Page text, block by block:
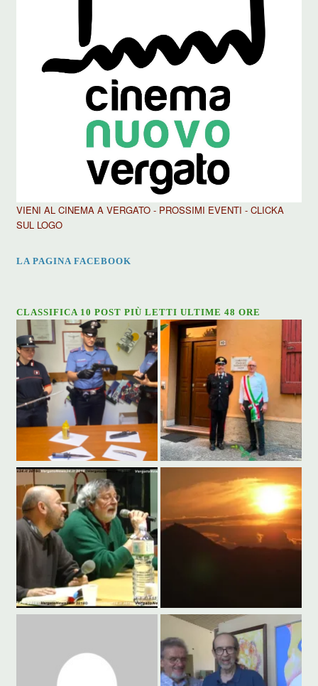
VIENI AL CINEMA A VERGATO - PROSSIMI EVENTI - CLICKA
SUL LOGO
LA PAGINA FACEBOOK
CLASSIFICA 10 POST PIÙ LETTI ULTIME 48 ORE